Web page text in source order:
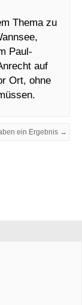
Thema zu
Paul-
auf
Ort, ohne
ein Ergebnis →